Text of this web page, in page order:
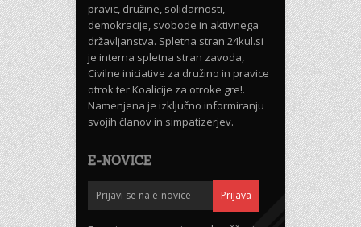
pravic, družine, solidarnosti,
demokracije, svobode in aktivnega
državljanstva. Spletna stran 24kul.si
je interna spletna stran zavoda,
Civilne iniciative za družino in pravice
otrok ter Koalicije za otroke gre!.
Namenjena je izključno informiranju
svojih članov in simpatizerjev.
E-NOVICE